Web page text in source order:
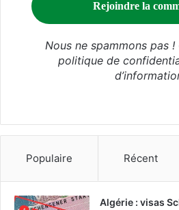
Nous ne spammons pas
politique de
Populaire Récent
Algérie : visas